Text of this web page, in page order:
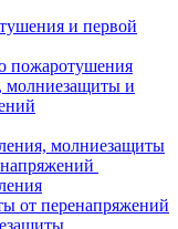
и первой
пожаротушения
молниезащиты и
молниезащиты
от перенапряжений